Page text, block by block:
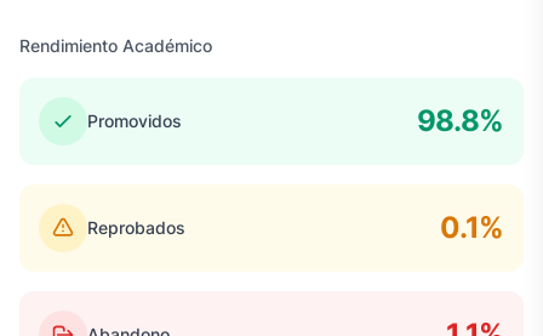
Rendimiento Académico
Promovidos 98.8%
Reprobados 0.1%